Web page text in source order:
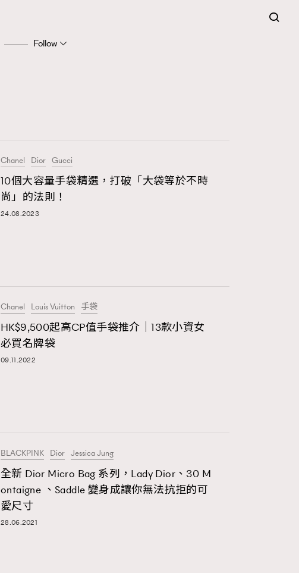
Follow
FigaroAstrology 416
FigaroCinéma
FigaroDigitalCover 17
FigaroFrancais
FigaroGadget
FigaroHealth 647
Chanel Dior Gucci
10個大容量手袋精選，打破「大袋等於不時
尚」的法則！
24.08.2023
Chanel Louis Vuitton 手袋
HK$9,500起高CP值手袋推介｜13款小資女
必買名牌袋
09.11.2022
BLACKPINK Dior Jessica Jung
全新 Dior Micro Bag 系列，Lady Dior、30 M
ontaigne 、Saddle 變身成讓你無法抗拒的可
愛尺寸
28.06.2021